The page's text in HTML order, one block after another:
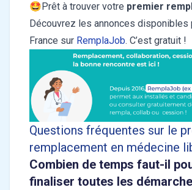
🤩Prêt à trouver votre premier
Découvrez les annonces disponibles
France sur RemplaJob. C’est gratuit !
Questions fréquentes sur le
remplacement en médecine
Combien de temps faut-il
finaliser toutes les